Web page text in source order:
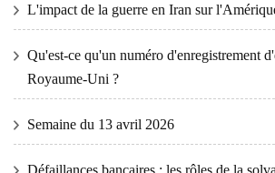
L'impact de la guerre en Iran sur
Qu'est-ce qu'un numéro d'enregistrement
Royaume-Uni ?
Semaine du 13 avril 2026
Défaillances bancaires : les rôles de la